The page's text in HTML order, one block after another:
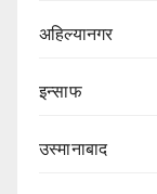
अहिल्यानगर
इन्साफ
उस्मानाबाद